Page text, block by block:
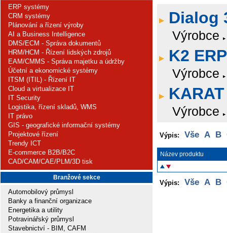
ERP systémy
CRM systémy
Plánování a řízení výroby
AI a Business Intelligence
DMS/ECM - Správa dokumentů
HRM/HCM - Řízení lidských zdrojů
EAM/CMMS - Správa majetku a údržby
Účetní a ekonomické systémy
ITSM (ITIL) - Řízení IT
Cloud a virtualizace IT
IT Security
Logistika, řízení skladů, WMS
IT právo
GIS - geografické informační systémy
Projektové řízení
Trendy ICT
E-commerce B2B/B2C
CAD/CAM/CAE/PLM/3D tisk
Branžové sekce
Automobilový průmysl
Banky a finanční organizace
Energetika a utility
Potravinářský průmysl
Stavebnictví - BIM, CAFM
Dialog
Výrobce
K2 ERP
Výrobce
KARAT
Výrobce
Výpis: Vše A B
Název produktu
Výpis: Vše A B